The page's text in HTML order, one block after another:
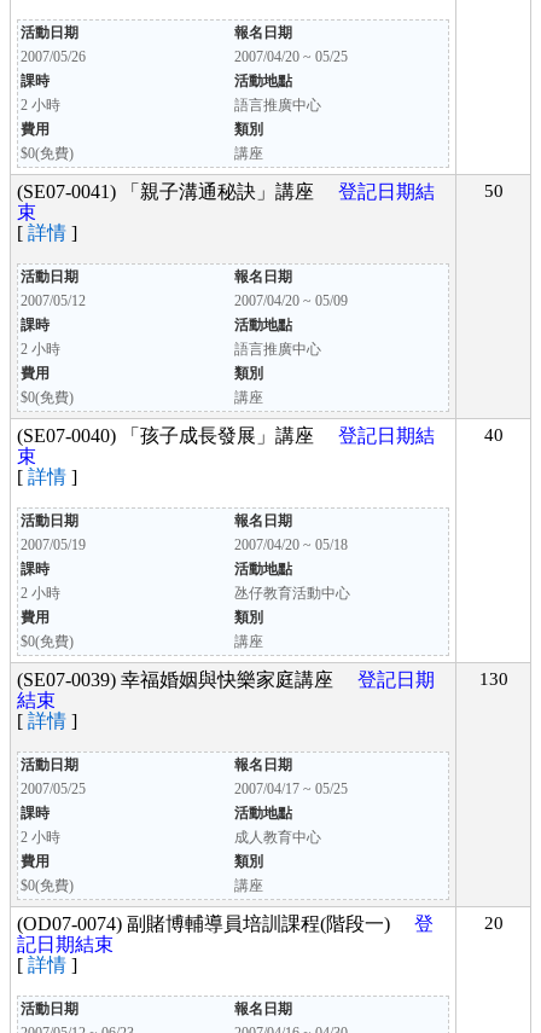
活動日期
報名日期
2007/05/26
2007/04/20 ~ 05/25
課時
活動地點
2 小時
語言推廣中心
費用
類別
$0(免費)
講座
(SE07-0041) 「親子溝通秘訣」講座 登記日期結
束
[ 詳情 ]
活動日期
報名日期
2007/05/12
2007/04/20 ~ 05/09
課時
活動地點
2 小時
語言推廣中心
費用
類別
$0(免費)
講座
50
(SE07-0040) 「孩子成長發展」講座 登記日期結
束
[ 詳情 ]
活動日期
報名日期
2007/05/19
2007/04/20 ~ 05/18
課時
活動地點
2 小時
氹仔教育活動中心
費用
類別
$0(免費)
講座
40
(SE07-0039) 幸福婚姻與快樂家庭講座 登記日期
結束
[ 詳情 ]
活動日期
報名日期
2007/05/25
2007/04/17 ~ 05/25
課時
活動地點
2 小時
成人教育中心
費用
類別
$0(免費)
講座
130
(OD07-0074) 副賭博輔導員培訓課程(階段一) 登
記日期結束
[ 詳情 ]
活動日期
報名日期
20